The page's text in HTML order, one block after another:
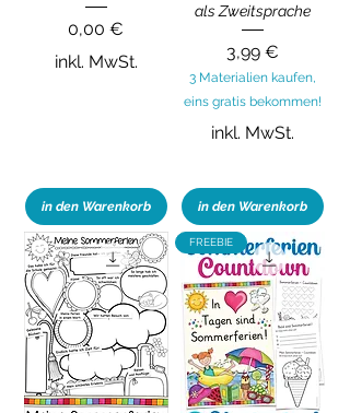
Preis
0,00 €
inkl. MwSt.
in den Warenkorb
als Zweitsprache
Preis
3,99 €
3 Materialien kaufen,
eins gratis bekommen!
inkl. MwSt.
in den Warenkorb
FREEBIE